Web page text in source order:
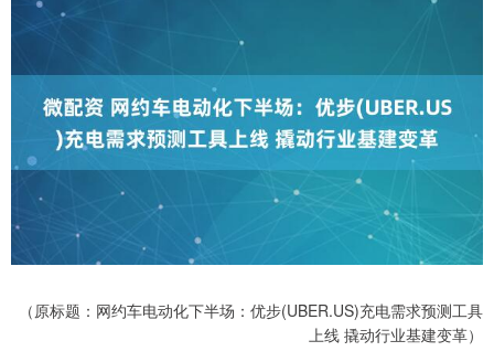
（原标题：网约车电动化下半场：优步(UBER.US)充电需求预测工具
上线 撬动行业基建变革）